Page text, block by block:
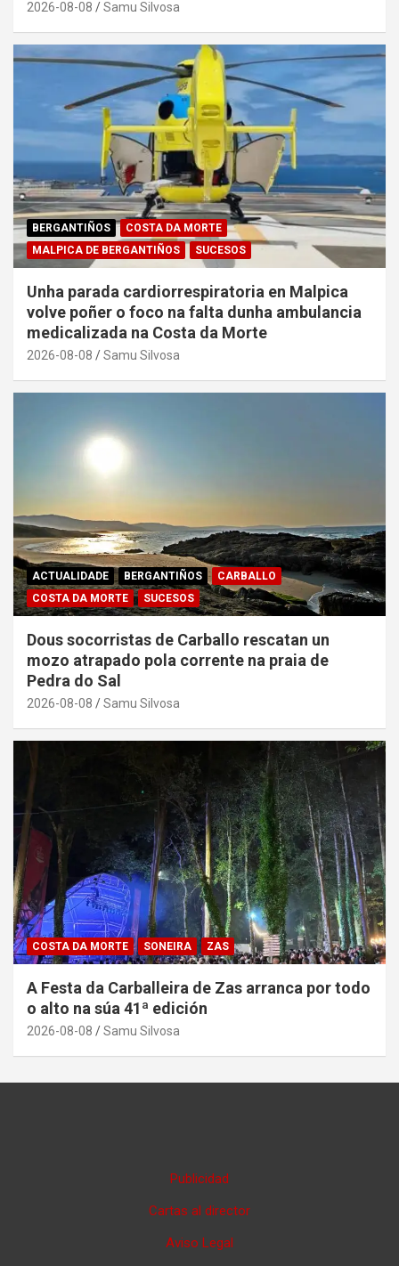
2026-08-08 Samu Silvosa
BERGANTIÑOS
COSTA DA MORTE
MALPICA DE BERGANTIÑOS
SUCESOS
Unha parada cardiorrespiratoria en Malpica
volve poñer o foco na falta dunha ambulancia
medicalizada na Costa da Morte
2026-08-08 Samu Silvosa
ACTUALIDADE BERGANTIÑOS
CARBALLO
COSTA DA MORTE
SUCESOS
Dous socorristas de Carballo rescatan un
mozo atrapado pola corrente na praia de
Pedra do Sal
2026-08-08 Samu Silvosa
COSTA DA MORTE SONEIRA ZAS
A Festa da Carballeira de Zas arranca por todo
o alto na súa 41ª edición
2026-08-08 Samu Silvosa
Publicidad
Cartas al director
Aviso Legal